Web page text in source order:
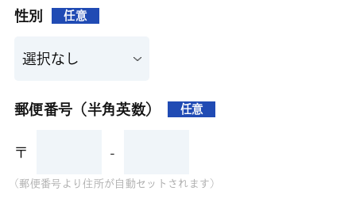
性別 任意
郵便番号（半角英数） 任意
〒 -
(郵便番号より住所が自動セットされます)